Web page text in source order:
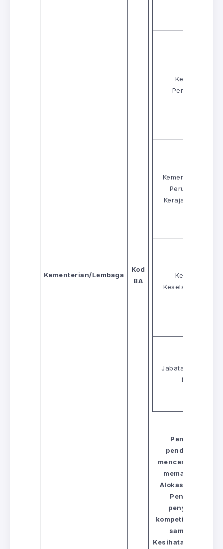
Kementerian/Lembaga
Kod
BA
Kementerian
Pengangkutan
Kementerian
Perumahan dan
Kerajaan
Kementerian
Keselamatan
Jabatan
Malaysia
Penekanan
pendidikan,
mencerminkan
memacu
Alokasi yang
Pendidikan
penyediaan
kompetitif di
sama,
Kesihatan